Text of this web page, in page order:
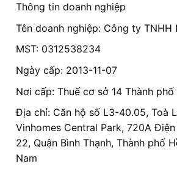
Thông tin doanh nghiệp
Tên doanh nghiệp: Công ty TNHH
MST: 0312538234
Ngày cấp: 2013-11-07
Nơi cấp: Thuế cơ sở 14 Thành
Địa chỉ: Căn hộ số L3-40.05, Toà
Vinhomes Central Park, 720A Điện
22, Quận Bình Thạnh, Thành phố
Nam